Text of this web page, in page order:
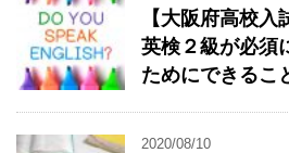
【大阪府高校
英検２級が必須
ためにできるこ
2020/08/10